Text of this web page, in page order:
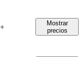
+
Mostrar
precios